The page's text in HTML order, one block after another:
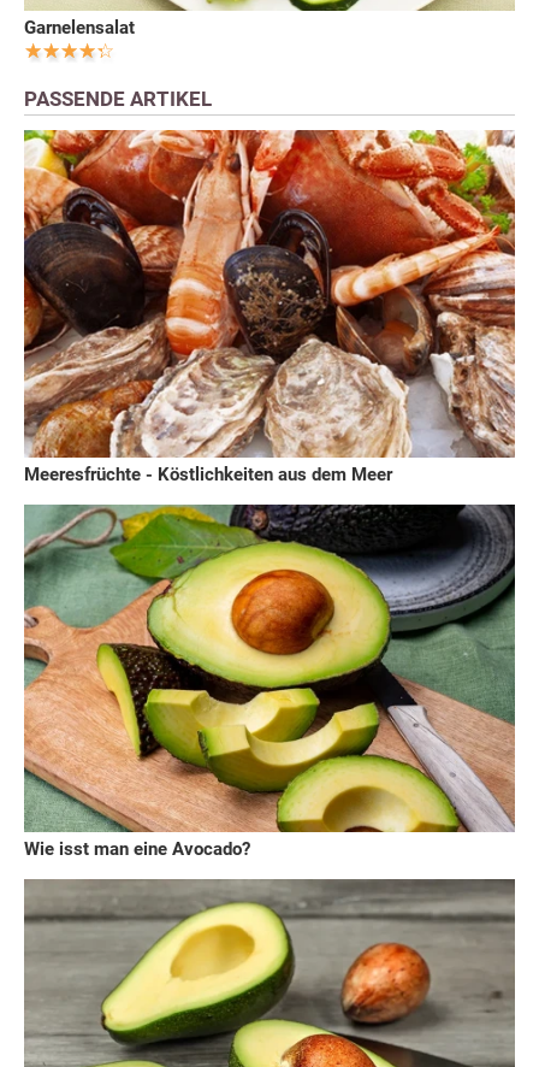
Garnelensalat
PASSENDE ARTIKEL
Meeresfrüchte - Köstlichkeiten aus dem Meer
Wie isst man eine Avocado?